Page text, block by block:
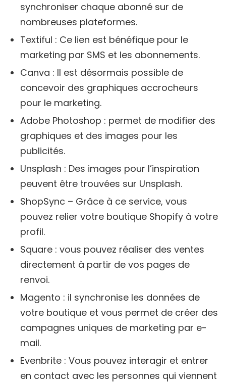
synchroniser chaque abonné sur de
nombreuses plateformes.
Textiful : Ce lien est bénéfique pour le
marketing par SMS et les abonnements.
Canva : Il est désormais possible de
concevoir des graphiques accrocheurs
pour le marketing.
Adobe Photoshop : permet de modifier des
graphiques et des images pour les
publicités.
Unsplash : Des images pour l’inspiration
peuvent être trouvées sur Unsplash.
ShopSync – Grâce à ce service, vous
pouvez relier votre boutique Shopify à votre
profil.
Square : vous pouvez réaliser des ventes
directement à partir de vos pages de
renvoi.
Magento : il synchronise les données de
votre boutique et vous permet de créer des
campagnes uniques de marketing par e-
mail.
Evenbrite : Vous pouvez interagir et entrer
en contact avec les personnes qui viennent